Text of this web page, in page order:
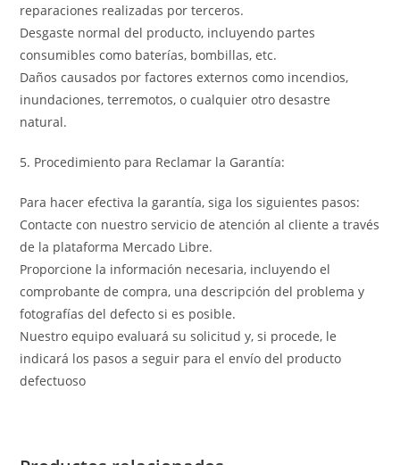
reparaciones realizadas por terceros.
Desgaste normal del producto, incluyendo partes
consumibles como baterías, bombillas, etc.
Daños causados por factores externos como incendios,
inundaciones, terremotos, o cualquier otro desastre
natural.
5. Procedimiento para Reclamar la Garantía:
Para hacer efectiva la garantía, siga los siguientes pasos:
Contacte con nuestro servicio de atención al cliente a través
de la plataforma Mercado Libre.
Proporcione la información necesaria, incluyendo el
comprobante de compra, una descripción del problema y
fotografías del defecto si es posible.
Nuestro equipo evaluará su solicitud y, si procede, le
indicará los pasos a seguir para el envío del producto
defectuoso